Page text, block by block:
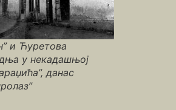
и Ћуретова
у некадашњој
данас